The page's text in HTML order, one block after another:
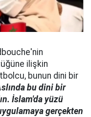
ilişkin
bunun dini bir
bu dini bir
İslam'da yüzü
gerçekten